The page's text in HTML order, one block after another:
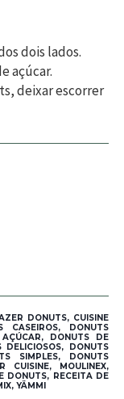
dois lados.
açúcar.
deixar escorrer
DONUTS, CUISINE
CASEIROS, DONUTS
DONUTS DE
DONUTS
SIMPLES, DONUTS
CUISINE, MOULINEX,
DONUTS, RECEITA DE
YÄMMI